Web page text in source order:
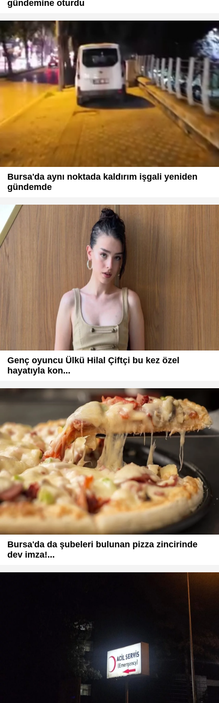
gündemine oturdu
Bursa'da aynı noktada kaldırım işgali yeniden
gündemde
Genç oyuncu Ülkü Hilal Çiftçi bu kez özel
hayatıyla kon...
Bursa'da da şubeleri bulunan pizza zincirinde
dev imza!...